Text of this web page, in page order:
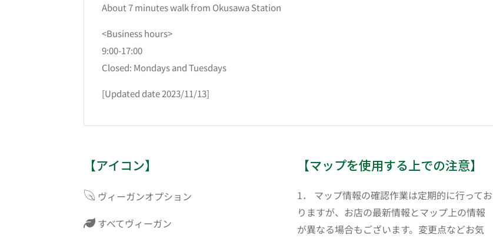
About 7 minutes walk from Okusawa Station
<Business hours>
9:00-17:00
Closed: Mondays and Tuesdays
[Updated date 2023/11/13]
【アイコン】
ヴィーガンオプション
すべてヴィーガン
【マップを使用する上での注意】
1． マップ情報の確認作業は定期的に行ってお
りますが、お店の最新情報とマップ上の情報
が異なる場合もございます。変更点などお気